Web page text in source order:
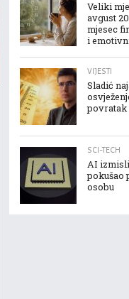
Veliki
avgust
mjesec
i
VIJESTI
Sladić
povratak
SCI-TECH
AI
pokušao
osobu